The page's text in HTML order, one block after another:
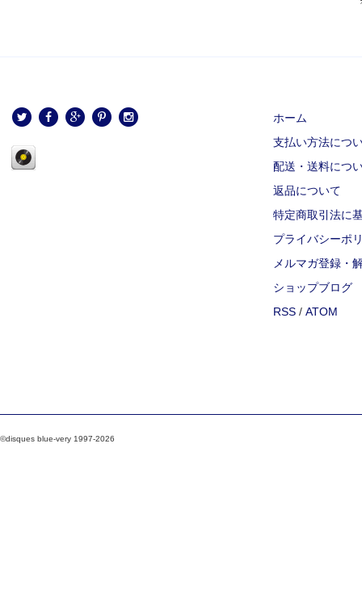
ホーム
支払い方法につ
配送・送料につ
返品について
特定商取引法に
プライバシーポ
メルマガ登録・
ショップブログ
RSS / ATOM
©disques blue-very 1997-2026